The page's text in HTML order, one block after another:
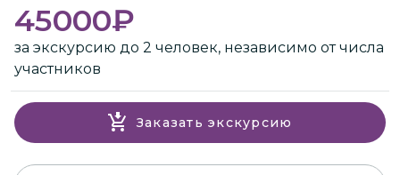
45000₽
за экскурсию до 2 человек, независимо от числа
участников
Заказать экскурсию